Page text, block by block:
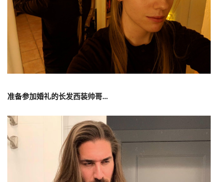
准备参加婚礼的长发西装帅哥…